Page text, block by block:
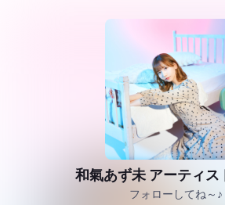
和氣あず未 アーティス
フォローしてね～♪